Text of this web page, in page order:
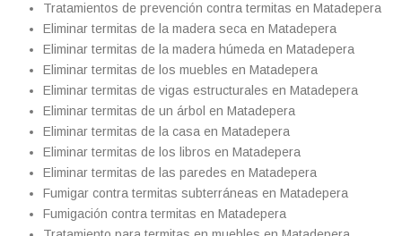
Tratamientos de prevención contra termitas en Matadepera
Eliminar termitas de la madera seca en Matadepera
Eliminar termitas de la madera húmeda en Matadepera
Eliminar termitas de los muebles en Matadepera
Eliminar termitas de vigas estructurales en Matadepera
Eliminar termitas de un árbol en Matadepera
Eliminar termitas de la casa en Matadepera
Eliminar termitas de los libros en Matadepera
Eliminar termitas de las paredes en Matadepera
Fumigar contra termitas subterráneas en Matadepera
Fumigación contra termitas en Matadepera